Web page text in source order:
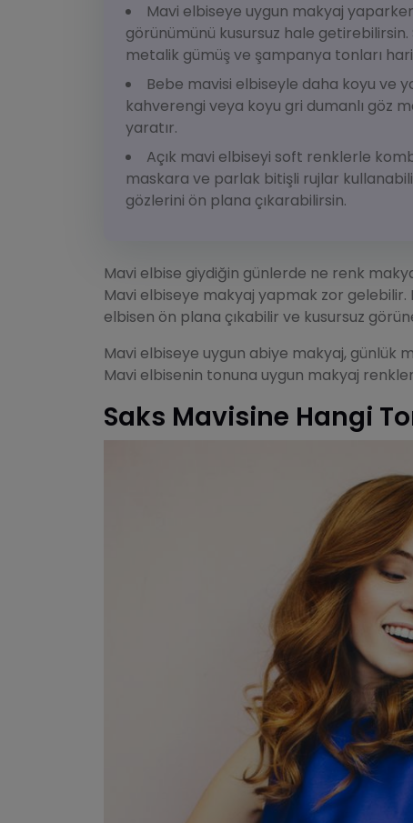
Mavi elbiseye uygun makyaj
görünümünü kusursuz hale
metalik gümüş ve şampanya tonları
Bebe mavisi elbiseyle daha koyu ve
kahverengi veya koyu gri dumanlı göz
yaratır.
Açık mavi elbiseyi soft renklerle
maskara ve parlak bitişli rujlar
gözlerini ön plana çıkarabilirsin.
Mavi elbise giydiğin günlerde ne renk
Mavi elbiseye makyaj yapmak zor
elbisen ön plana çıkabilir ve kusursuz
Mavi elbiseye uygun abiye makyaj, günlük
Mavi elbisenin tonuna uygun makyaj
Saks Mavisine Hangi